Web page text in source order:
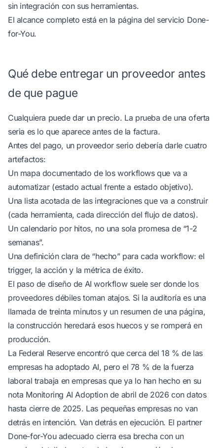
sin integración con sus herramientas.
El alcance completo está en la página del servicio Done-
for-You.
Qué debe entregar un proveedor antes
de que pague
Cualquiera puede dar un precio. La prueba de una oferta
seria es lo que aparece antes de la factura.
Antes del pago, un proveedor serio debería darle cuatro
artefactos:
Un mapa documentado de los workflows que va a
automatizar (estado actual frente a estado objetivo).
Una lista acotada de las integraciones que va a construir
(cada herramienta, cada dirección del flujo de datos).
Un calendario por hitos, no una sola promesa de “1-2
semanas”.
Una definición clara de “hecho” para cada workflow: el
trigger, la acción y la métrica de éxito.
El paso de diseño de AI workflowsuele ser donde los
proveedores débiles toman atajos. Si la auditoría es una
llamada de treinta minutos y un resumen de una página,
la construcción heredará esos huecos y se romperá en
producción.
La Federal Reserve encontró que cerca del 18 % de las
empresas ha adoptado AI, pero el 78 % de la fuerza
laboral trabaja en empresas que ya lo han hecho en su
nota Monitoring AI Adoption de abril de 2026 con datos
hasta cierre de 2025. Las pequeñas empresas no van
detrás en intención. Van detrás en ejecución. El partner
Done-for-You adecuado cierra esa brecha con un